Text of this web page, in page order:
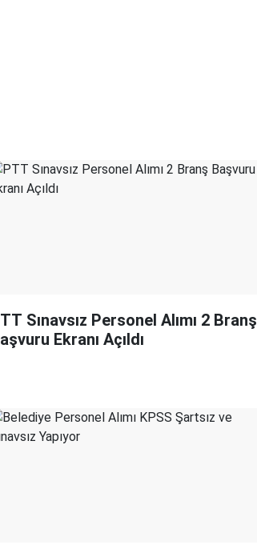
Sınavsız Personel Alımı 2 Branş
Ekranı Açıldı